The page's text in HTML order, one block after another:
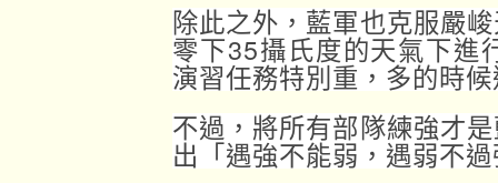
除此之外，藍軍也克服嚴
零下35攝氏度的天氣下進
演習任務特別重，多的時
不過，將所有部隊練強才
出「遇強不能弱，遇弱不